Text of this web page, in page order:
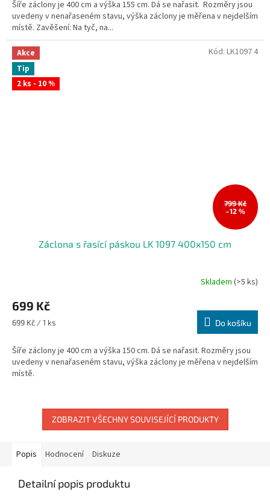
Šíře záclony je 400 cm a výška 155 cm. Dá se nařasit. Rozměry jsou
uvedeny v nenařaseném stavu, výška záclony je měřena v nejdelším
místě. Zavěšení: Na tyč, na...
Akce
Tip
2 ks - 10 %
799 Kč
–12 %
Záclona s řasící páskou LK 1097 400x150 cm
Skladem (>5 ks)
699 Kč
Měrná
699 Kč / 1 ks Do košíku
Šíře záclony je 400 cm a výška 150 cm. Dá se nařasit. Rozměry jsou
uvedeny v nenařaseném stavu, výška záclony je měřena v nejdelším
místě.
Kód: LK1097 4
ZOBRAZIT VŠECHNY SOUVISEJÍCÍ PRODUKTY
Popis Hodnocení Diskuze
Detailní popis produktu